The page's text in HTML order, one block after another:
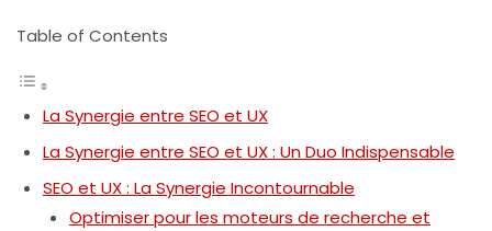
Table of Contents
La Synergie entre SEO et UX
La Synergie entre SEO et UX : Un Duo Indispensable
SEO et UX : La Synergie Incontournable
Optimiser pour les moteurs de recherche et